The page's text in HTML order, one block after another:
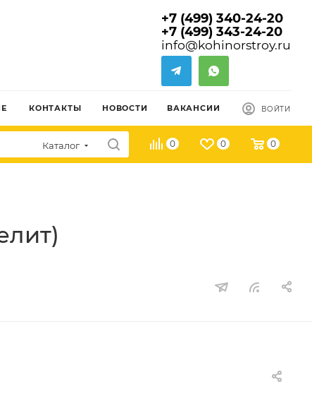
+7 (499) 340-24-20
+7 (499) 343-24-20
info@kohinorstroy.ru
КОНТАКТЫ НОВОСТИ ВАКАНСИИ ВОЙТИ
Каталог 0 0 0